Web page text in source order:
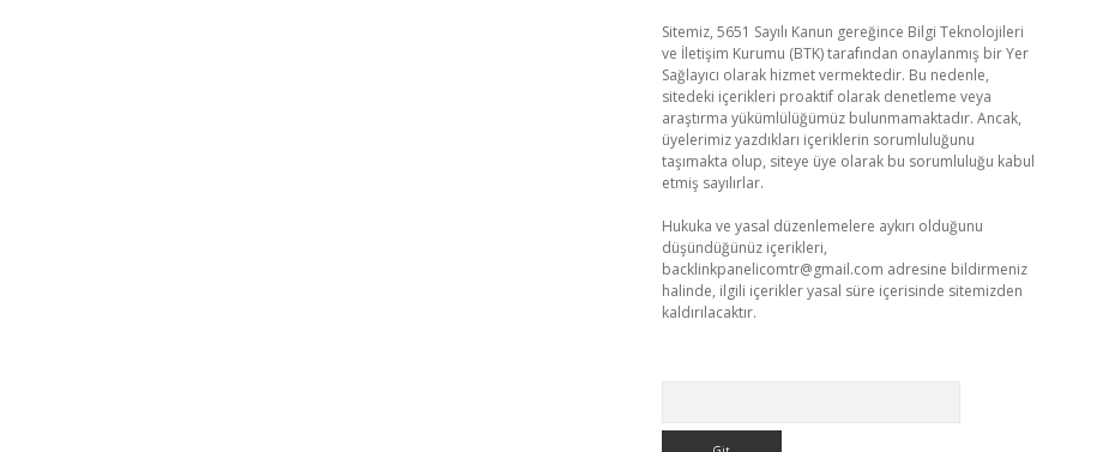
Sitemiz, 5651 Sayılı Kanun gereğince Bilgi Teknolojileri
ve İletişim Kurumu (BTK) tarafından onaylanmış bir Yer
Sağlayıcı olarak hizmet vermektedir. Bu nedenle,
sitedeki içerikleri proaktif olarak denetleme veya
araştırma yükümlülüğümüz bulunmamaktadır. Ancak,
üyelerimiz yazdıkları içeriklerin sorumluluğunu
taşımakta olup, siteye üye olarak bu sorumluluğu kabul
etmiş sayılırlar.
Hukuka ve yasal düzenlemelere aykırı olduğunu
düşündüğünüz içerikleri,
backlinkpanelicomtr@gmail.com adresine bildirmeniz
halinde, ilgili içerikler yasal süre içerisinde sitemizden
kaldırılacaktır.